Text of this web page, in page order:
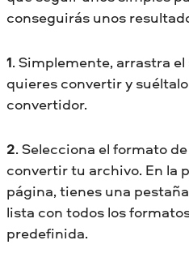
conseguirás unos
1. Simplemente, arrastra
quieres convertir y
convertidor.
2. Selecciona el formato
convertir tu archivo. En la
página, tienes una
lista con todos los
predefinida.